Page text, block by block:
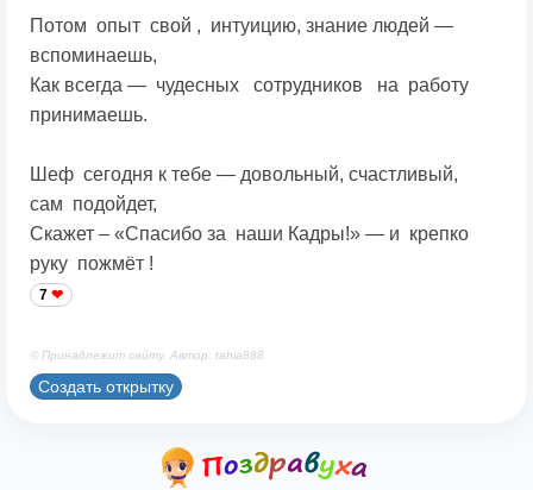
Потом опыт свой , интуицию, знание людей —
вспоминаешь,
Как всегда — чудесных сотрудников на работу
принимаешь.
Шеф сегодня к тебе — довольный, счастливый,
сам подойдет,
Скажет – «Спасибо за наши Кадры!» — и крепко
руку пожмёт !
7
© Принадлежит сайту. Автор: tahia888
Создать открытку